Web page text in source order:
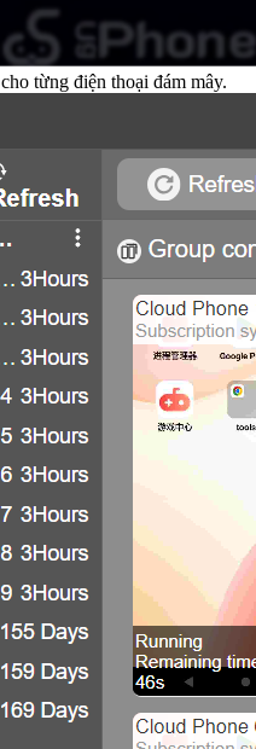
cho từng điện thoại đám mây.